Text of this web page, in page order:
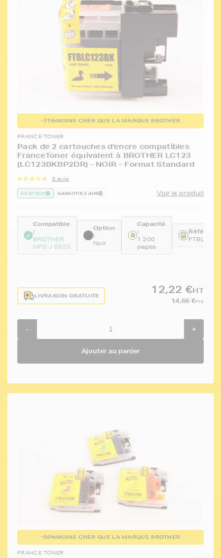
-71%MOINS CHER QUE LA MARQUE BROTHER
FRANCE TONER
Pack de 2 cartouches d'encre compatibles
FranceToner équivalent à BROTHER LC123
(LC123BKBP2DR) - NOIR - Format Standard
3 avis
EN STOCK GARANTIE 2 ANS Voir le produit
Compatible
:
BROTHER
MFC J 6520
Option
:
Noir
Capacité
:
1 200
pages
LIVRAISON GRATUITE
12,22 €HT
14,66 €TTC
- +
Ajouter au panier
-56%MOINS CHER QUE LA MARQUE BROTHER
FRANCE TONER